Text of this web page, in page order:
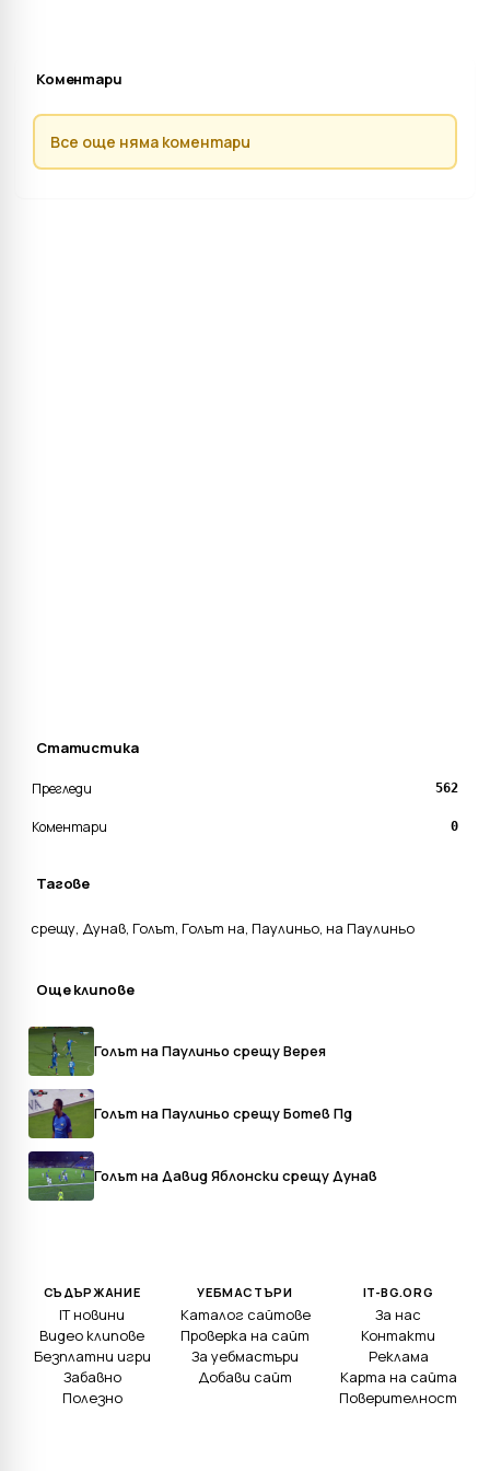
Коментари
Все още няма коментари
Статистика
Прегледи 562
Коментари 0
Тагове
срещу, Дунав, Голът, Голът на, Паулиньо, на Паулиньо
Още клипове
Голът на Паулиньо срещу Верея
Голът на Паулиньо срещу Ботев Пд
Голът на Давид Яблонски срещу Дунав
СЪДЪРЖАНИЕ
IT новини
Видео клипове
Безплатни игри
Забавно
Полезно
УЕБМАСТЪРИ
Каталог сайтове
Проверка на сайт
За уебмастъри
Добави сайт
IT-BG.ORG
За нас
Контакти
Реклама
Карта на сайта
Поверителност